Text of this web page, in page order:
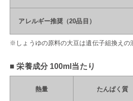
アレルギー推奨（20品目）
※しょうゆの原料の大豆は遺伝子組換えの
■ 栄養成分 100ml当たり
熱量 たんぱく質